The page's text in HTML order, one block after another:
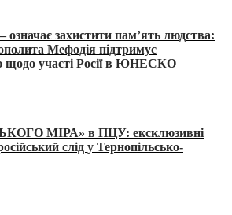
означає захистити пам’ять людства:
Мефодія підтримує
щодо участі Росії в ЮНЕСКО
МІРА» в ПЦУ: ексклюзивні
слід у Тернопільсько-